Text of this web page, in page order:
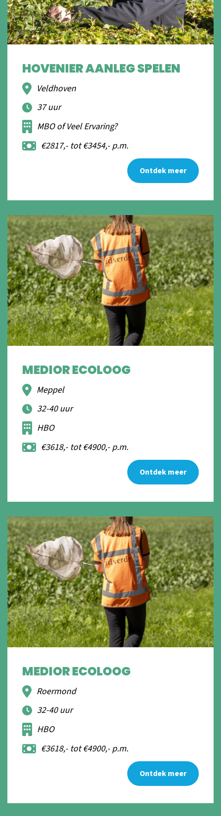
HOVENIER AANLEG SPELEN
Veldhoven
37 uur
MBO of Veel Ervaring?
€2817,- tot €3454,- p.m.
Ontdek meer
MEDIOR ECOLOOG
Meppel
32-40 uur
HBO
€3618,- tot €4900,- p.m.
Ontdek meer
MEDIOR ECOLOOG
Roermond
32-40 uur
HBO
€3618,- tot €4900,- p.m.
Ontdek meer